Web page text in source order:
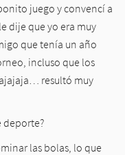
juego y convencí a
dije que yo era muy
que tenía un año
incluso que los
resultó muy
deporte?
las bolas, lo que